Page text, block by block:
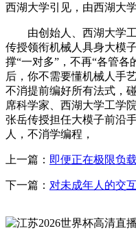
西湖大学引见，由西湖大
由创始人、西湖大学工
传授领衔机械人具身大模
撑“一对多”，不再“各管
后，你不需要懂机械人手
不消提前编好所有法式，
席科学家、西湖大学工学
张岳传授担任大模子前沿
人，不消学编程，
上一篇： 即便正在极限负载
下一篇： 对未成年人的交